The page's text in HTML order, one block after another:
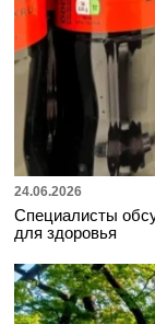
24.06.2026
Специалисты
для здоровья